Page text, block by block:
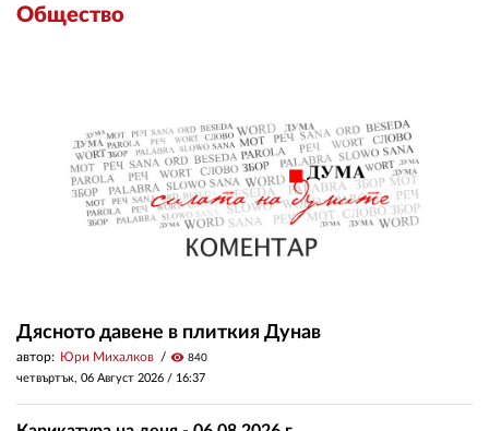
Общество
Дясното давене в плиткия Дунав
автор: Юри Михалков visibility 840
четвъртък, 06 Август 2026 / 16:37